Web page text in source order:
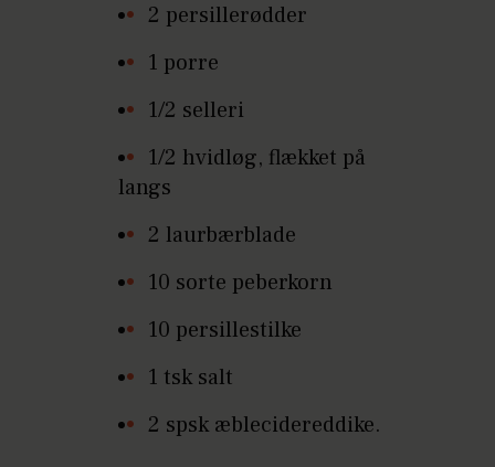
2 persillerødder
1 porre
1/2 selleri
1/2 hvidløg, flækket på
langs
2 laurbærblade
10 sorte peberkorn
10 persillestilke
1 tsk salt
2 spsk æblecidereddike.